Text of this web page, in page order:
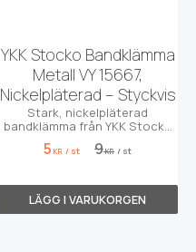
YKK Stocko Bandklämma
Metall VY 15667,
Nickelpläterad – Styckvis
Stark, nickelpläterad
bandklämma från YKK Stocko
för kapell, väskremmar och
tunga textilier. Säljs styckvis.
5 KR / st 9KR / st